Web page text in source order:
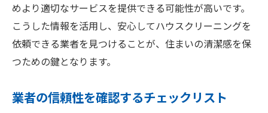
めより適切なサービスを提供できる可能性が高いです。
こうした情報を活用し、安心してハウスクリーニングを
依頼できる業者を見つけることが、住まいの清潔感を保
つための鍵となります。
業者の信頼性を確認するチェックリスト